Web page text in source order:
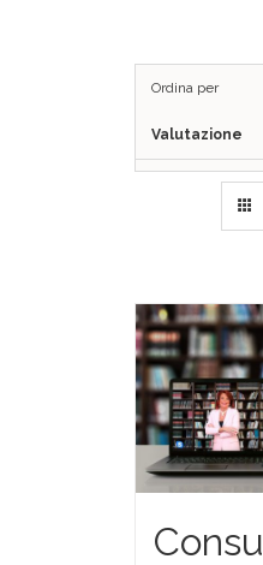
Ordina per
Valutazione